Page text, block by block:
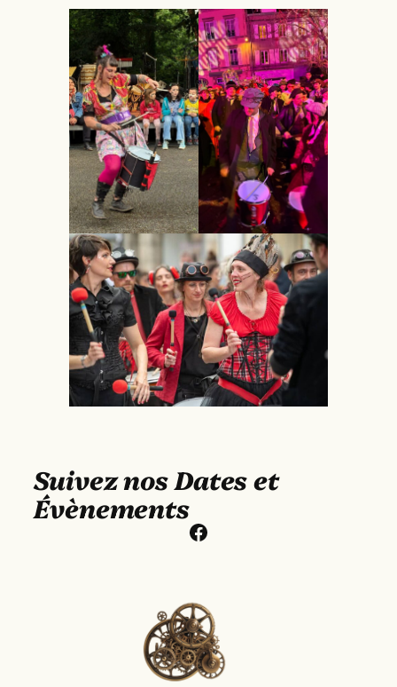
Suivez nos Dates et
Évènements
Facebook